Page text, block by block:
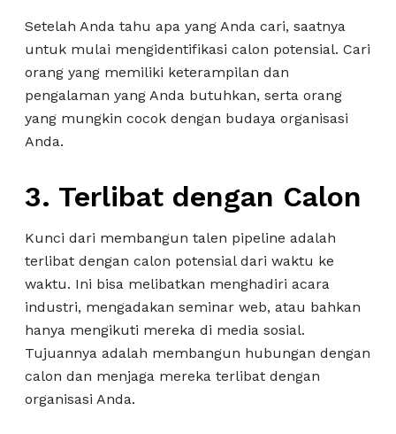
Setelah Anda tahu apa yang Anda cari, saatnya
untuk mulai mengidentifikasi calon potensial. Cari
orang yang memiliki keterampilan dan
pengalaman yang Anda butuhkan, serta orang
yang mungkin cocok dengan budaya organisasi
Anda.
3. Terlibat dengan Calon
Kunci dari membangun talen pipeline adalah
terlibat dengan calon potensial dari waktu ke
waktu. Ini bisa melibatkan menghadiri acara
industri, mengadakan seminar web, atau bahkan
hanya mengikuti mereka di media sosial.
Tujuannya adalah membangun hubungan dengan
calon dan menjaga mereka terlibat dengan
organisasi Anda.